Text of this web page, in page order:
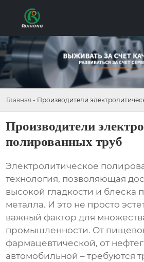
Главная - Производители
Производители
полированных труб
Электролитическое
технология, позволяющая
высокой гладкости и блеска
металла. И это не просто
важный фактор для
промышленности. От
фармацевтической, от
автомобильной – требуются